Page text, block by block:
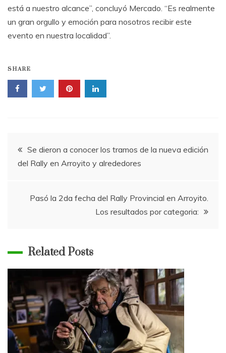
está a nuestro alcance”, concluyó Mercado. “Es realmente
un gran orgullo y emoción para nosotros recibir este
evento en nuestra localidad”.
SHARE
Navegación
de
entradas
Se dieron a conocer los tramos de la nueva edición
del Rally en Arroyito y alrededores
Pasó la 2da fecha del Rally Provincial en Arroyito.
Los resultados por categoria:
Related Posts